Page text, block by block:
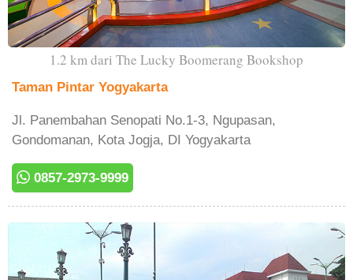
1.2 km dari The Lucky Boomerang Bookshop
Taman Pintar Yogyakarta
Jl. Panembahan Senopati No.1-3, Ngupasan,
Gondomanan, Kota Jogja, DI Yogyakarta
0857-2973-9999